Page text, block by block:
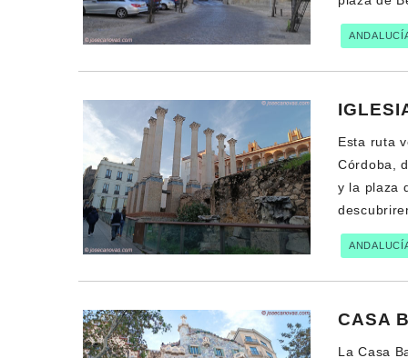
Esta ruta
Córdoba,
y la plaza
CASA
La Casa